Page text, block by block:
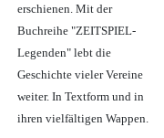
erschienen. Mit der
Buchreihe "ZEITSPIEL-
Legenden" lebt die
Geschichte vieler Vereine
weiter. In Textform und in
ihren vielfältigen Wappen.